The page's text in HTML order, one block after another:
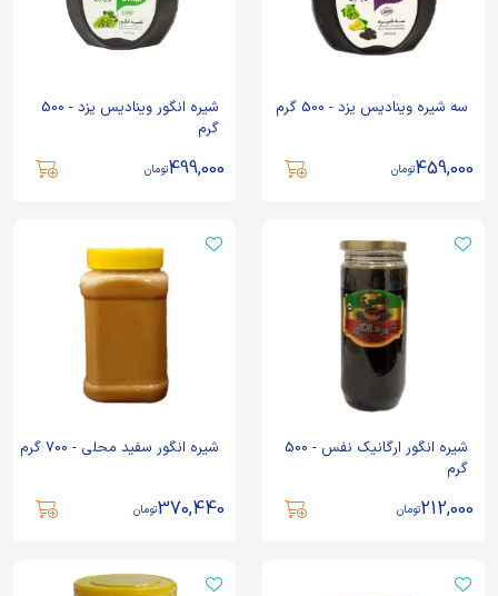
سه شیره وینادیس یزد - 500 گرم
459,000تومان
شیره انگور وینادیس یزد - 500
گرم
499,000تومان
شیره انگور ارگانیک نفس - 500
گرم
212,000تومان
شیره انگور سفید محلی - 700 گرم
370,440تومان